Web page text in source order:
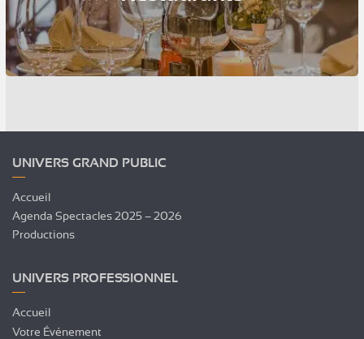
UNIVERS GRAND PUBLIC
Accueil
Agenda Spectacles 2025 – 2026
Productions
UNIVERS PROFESSIONNEL
Accueil
Votre Événement